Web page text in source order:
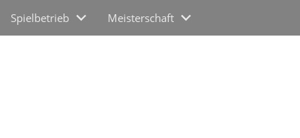
Spielbetrieb Meisterschaft